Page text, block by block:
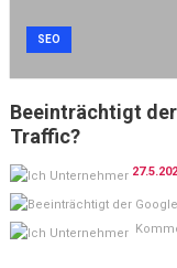
SEO
Beeinträchtigt
Traffic?